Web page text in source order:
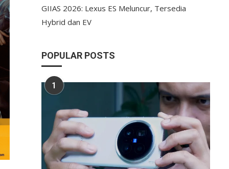
GIIAS 2026: Lexus ES Meluncur, Tersedia
Hybrid dan EV
POPULAR POSTS
1